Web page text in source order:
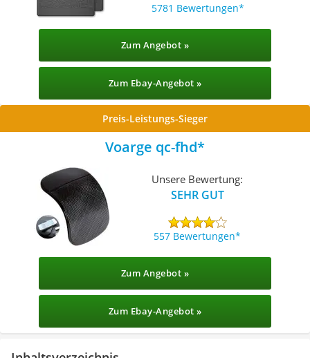
5781 Bewertungen
Zum Angebot »
Zum Ebay-Angebot »
Preis-Leistungs-Sieger
Voarge qc-fhd
Unsere Bewertung:
SEHR GUT
557 Bewertungen
Zum Angebot »
Zum Ebay-Angebot »